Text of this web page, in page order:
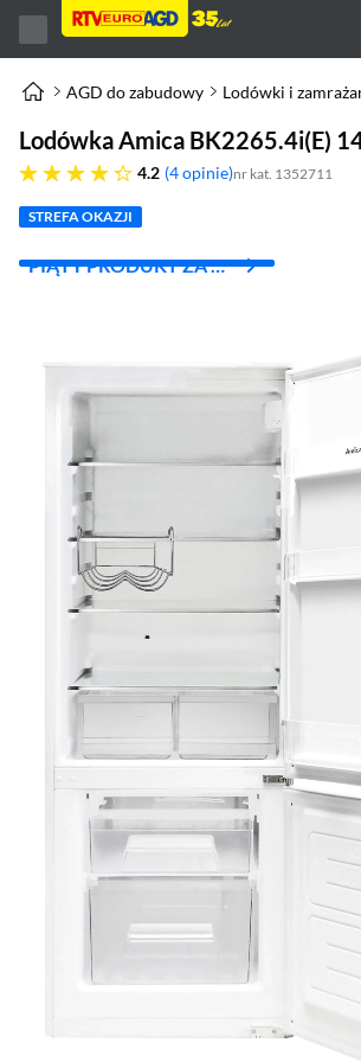
AGD do zabudowy Lodówki i
Lodówka Amica BK2265.4i(E)
4.2
4.2 gwiazdek 4 opinie nr kat. 1352711
STREFA OKAZJI
PIĄTY PRODUKT ZA 1